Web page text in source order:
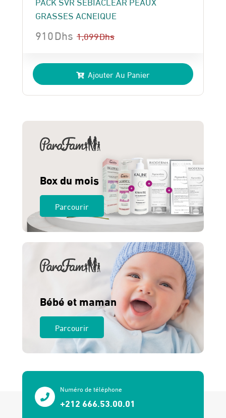
GRASSES ACNEIQUE
1,099Dhs
prix
initial
était :
910Dhs
prix
actuel
est :
Ajouter Au Panier
Box du mois
Parcourir
Bébé et maman
Parcourir
Numéro de téléphone
+212 666.53.00.01